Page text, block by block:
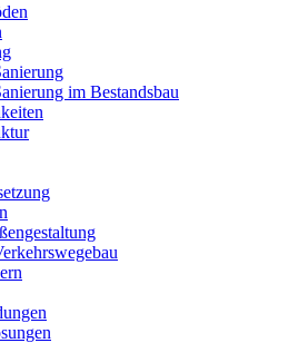
im Bestandsbau